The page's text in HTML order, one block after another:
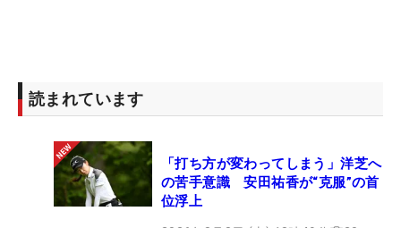
PT：オデッセイ ホワイトホット XG #7 H プロトタ
イプ
読まれています
「打ち方が変わってしまう」洋芝へ
の苦手意識 安田祐香が“克服”の首
位浮上